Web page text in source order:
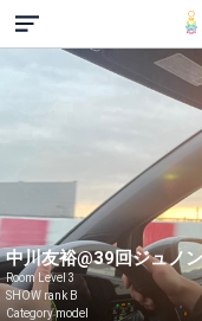
中川友裕@39回ジュノ
Room Level 3
SHOW rank B
Category model